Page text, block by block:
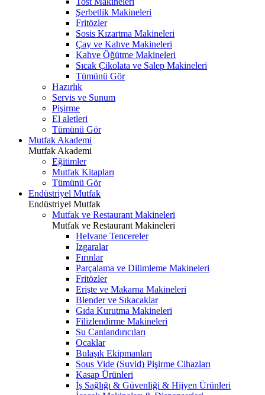
Şerbetlik Makineleri
Fritözler
Sosis Kızartma Makineleri
Çay ve Kahve Makineleri
Kahve Öğütme Makineleri
Sıcak Çikolata ve Salep Makineleri
Tümünü Gör
Hazırlık
Servis ve Sunum
Pişirme
El aletleri
Tümünü Gör
Mutfak Akademi
Mutfak Akademi
Eğitimler
Mutfak Kitapları
Tümünü Gör
Endüstriyel Mutfak
Endüstriyel Mutfak
Mutfak ve Restaurant Makineleri
Mutfak ve Restaurant Makineleri
Helvane Tencereler
Izgaralar
Fırınlar
Parçalama ve Dilimleme Makineleri
Fritözler
Erişte ve Makarna Makineleri
Blender ve Sıkacaklar
Gıda Kurutma Makineleri
Filizlendirme Makineleri
Su Canlandırıcıları
Ocaklar
Bulaşık Ekipmanları
Sous Vide (Suvid) Pişirme Cihazları
Kasap Ürünleri
İş Sağlığı & Güvenliği & Hijyen Ürünleri